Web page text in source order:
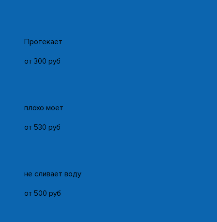
Протекает
от 300 руб
плохо моет
от 530 руб
не сливает воду
от 500 руб